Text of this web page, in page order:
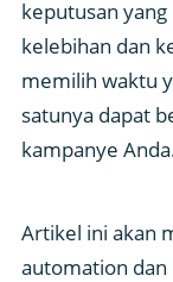
keputusan
kelebihan dan
memilih waktu
satunya dapat
kampanye
Artikel ini akan
automation